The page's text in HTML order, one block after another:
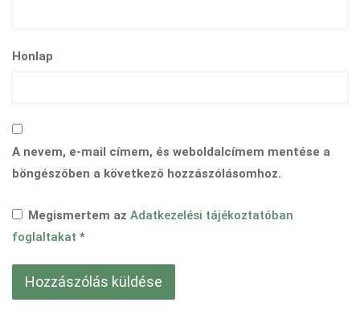
Honlap
A nevem, e-mail címem, és weboldalcímem mentése a
böngészőben a következő hozzászólásomhoz.
Megismertem az Adatkezelési tájékoztatóban
foglaltakat *